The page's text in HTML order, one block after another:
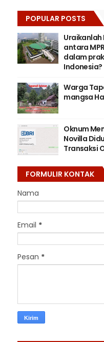
POPULAR POSTS
antara
dalam
Indonesia?
Warga
mangsa
Oknum
Novilla
Transaksi
FORMULIR KONTAK
Nama
Email *
Pesan *